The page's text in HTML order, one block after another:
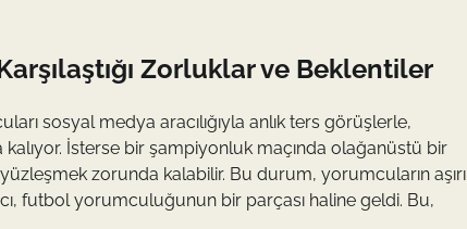
Zorluklar ve Beklentiler
sosyal medya aracılığıyla anlık ters görüşlerle,
İsterse bir şampiyonluk maçında olağanüstü bir
zorunda kalabilir. Bu durum, yorumcuların aşırı
futbol yorumculuğunun bir parçası haline geldi. Bu,